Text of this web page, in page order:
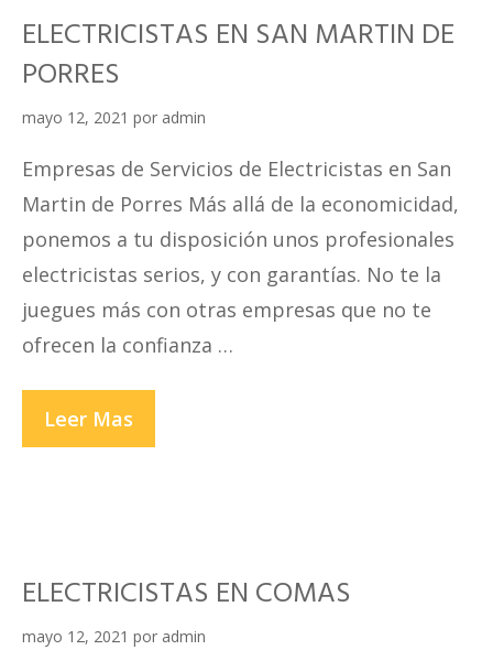
LURIGANCHO
ELECTRICISTAS EN SAN MARTIN DE
PORRES
mayo 12, 2021 por admin
Empresas de Servicios de Electricistas en San
Martin de Porres Más allá de la economicidad,
ponemos a tu disposición unos profesionales
electricistas serios, y con garantías. No te la
juegues más con otras empresas que no te
ofrecen la confianza …
Leer Mas
EN
PORRES
ELECTRICISTAS EN COMAS
mayo 12, 2021 por admin